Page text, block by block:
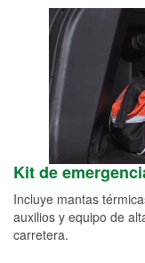
Kit de
Incluye mantas
auxilios y equipo de
carretera.